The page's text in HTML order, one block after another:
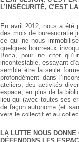
L’INSÉCURITÉ, C’EST
En avril 2012, nous a été
des mois de bureaucratie
ce qui ne nous
quelques bourreaux
Boca, pour ne citer
incontestable, essayant
semble être la seule
profondément dans
ateliers, des activités
espace, en plus de la
lieu qui (avec toutes ses
de façon autonome (et
vers le collectif et au
LA LUTTE NOUS
DÉFENDONS LES